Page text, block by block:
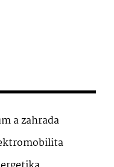
a zahrada